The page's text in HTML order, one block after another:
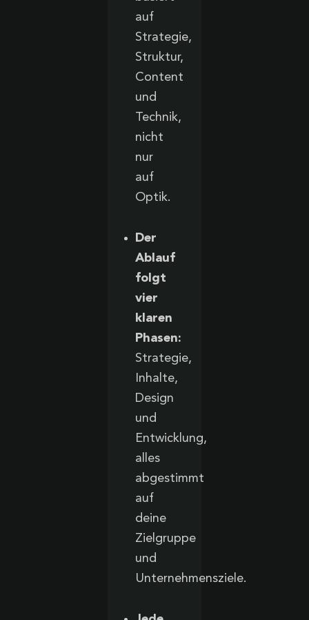
auf
Strategie,
Struktur,
Content
und
Technik,
nicht
nur
auf
Optik.
Der
Ablauf
folgt
vier
klaren
Phasen:
Strategie,
Inhalte,
Design
und
Entwicklung,
alles
abgestimmt
auf
deine
Zielgruppe
und
Unternehmensziele.